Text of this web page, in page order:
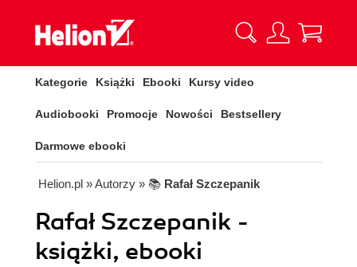
Kategorie Książki Ebooki Kursy video
Audiobooki Promocje Nowości Bestsellery
Darmowe ebooki
Helion.pl » Autorzy » 📚 Rafał Szczepanik
Rafał Szczepanik -
książki, ebooki